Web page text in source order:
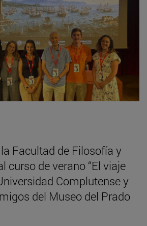
Facultad de Filosofía y
curso de verano “El viaje
Complutense y
del Museo del Prado